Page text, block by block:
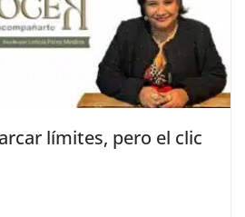
límites, pero el clic